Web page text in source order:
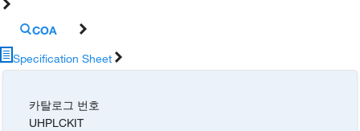
COA
Specification Sheet
카탈로그 번호
UHPLCKIT